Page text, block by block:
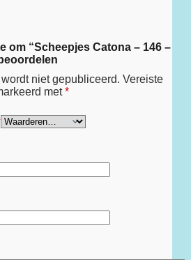
om “Scheepjes Catona – 146 –
niet gepubliceerd. Vereiste
met*